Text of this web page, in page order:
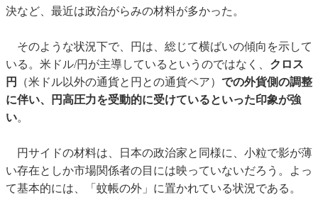
決など、最近は政治がらみの材料が多かった。
そのような状況下で、円は、総じて横ばいの傾向を示して
いる。米ドル/円が主導しているというのではなく、 クロス
円
（米ドル以外の通貨と円との通貨ペア） での外貨側の調整
に伴い、円高圧力を受動的に受けているといった印象が強
い。
円サイドの材料は、日本の政治家と同様に、小粒で影が薄
い存在としか市場関係者の目には映っていないだろう。よっ
て基本的には、「蚊帳の外」に置かれている状況である。